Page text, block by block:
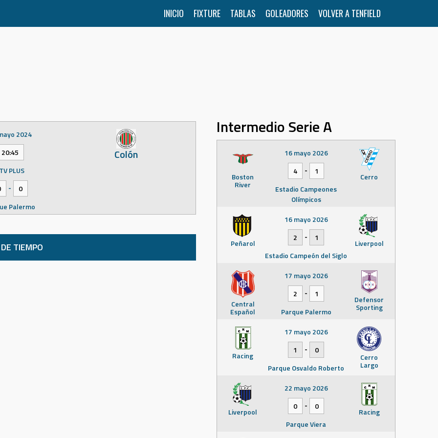
INICIO FIXTURE TABLAS GOLEADORES VOLVER A TENFIELD
Colón
2024
20:45
PLUS
-
0
Palermo
TIEMPO
Intermedio Serie A
Boston
River
Cerro
16 mayo 2026
4
-
1
Estadio Campeones
Olímpicos
Peñarol Liverpool
16 mayo 2026
2
-
1
Estadio Campeón del Siglo
Central
Español
Defensor
Sporting
17 mayo 2026
2
-
1
Parque Palermo
Racing Cerro
Largo
17 mayo 2026
1
-
0
Parque Osvaldo Roberto
Liverpool Racing
22 mayo 2026
0
-
0
Parque Viera